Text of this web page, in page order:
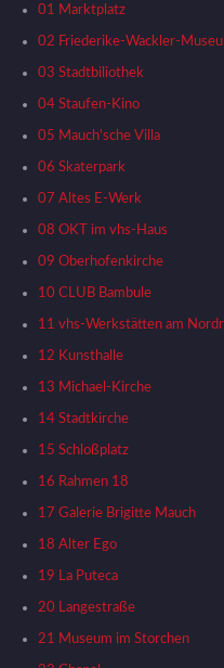
01 Marktplatz
02 Friederike-Wackler-
03 Stadtbiliothek
04 Staufen-Kino
05 Mauch'sche Villa
06 Skaterpark
07 Altes E-Werk
08 OKT im vhs-Haus
09 Oberhofenkirche
10 CLUB Bambule
11 vhs-Werkstätten am
12 Kunsthalle
13 Michael-Kirche
14 Stadtkirche
15 Schloßplatz
16 Rahmen 18
17 Galerie Brigitte Mauch
18 Alter Ego
19 La Puteca
20 Langestraße
21 Museum im Storchen